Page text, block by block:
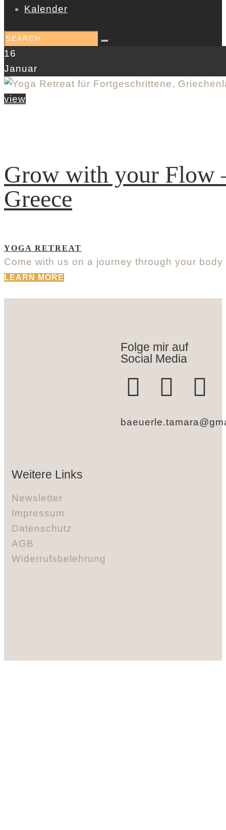
Kalender
16
Januar
view
Grow with your Flow
Greece
YOGA RETREAT
Come with us on a journey through your
LEARN MORE
Folge mir auf
Social Media
Weitere Links
Newsletter
Impressum
Datenschutz
AGB
Widerrufsbelehrung